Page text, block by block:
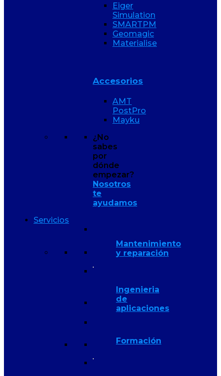
Eiger
Simulation
SMARTPM
Geomagic
Materialise
Accesorios
AMT
PostPro
Mayku
¿No
sabes
por
dónde
empezar?
Nosotros
te
ayudamos
Servicios
Mantenimiento
y reparación
Ingenieria
de
aplicaciones
Formación